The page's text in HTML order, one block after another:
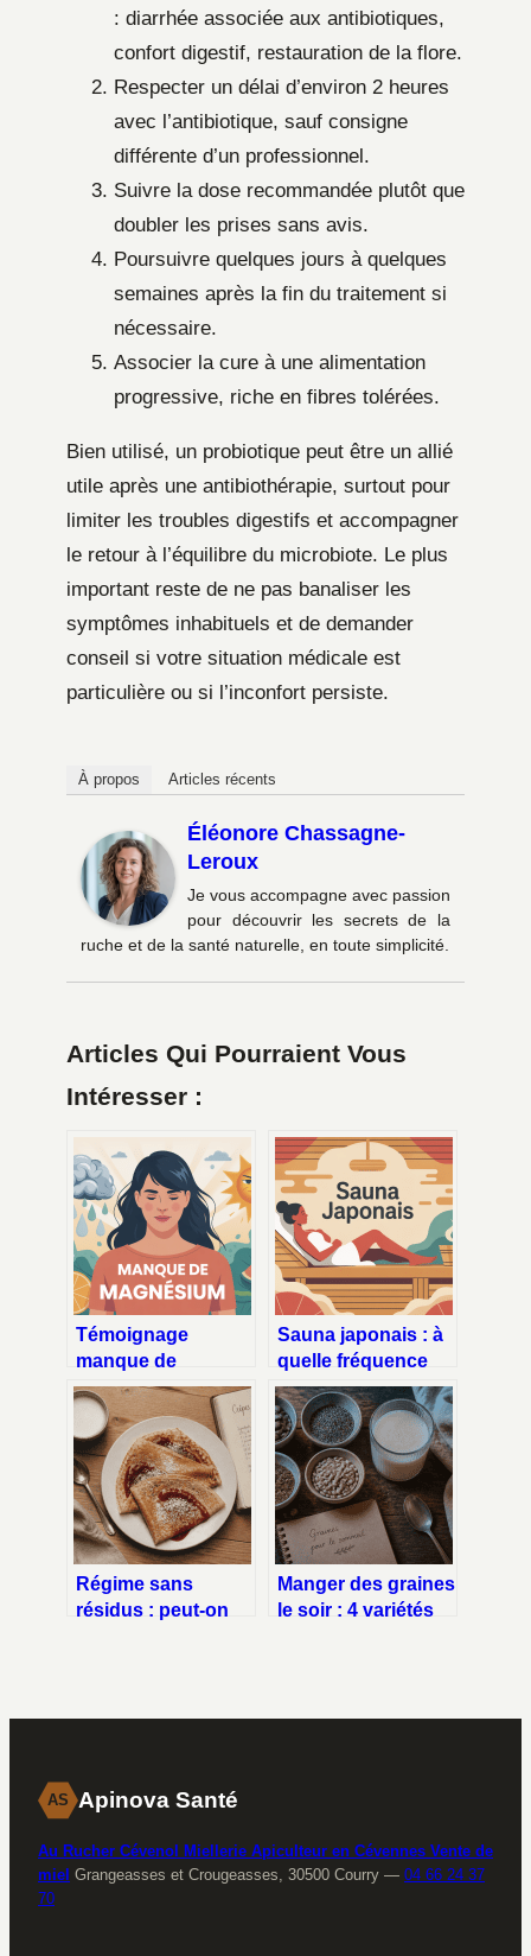
: diarrhée associée aux antibiotiques,
confort digestif, restauration de la flore.
Respecter un délai d’environ 2 heures
avec l’antibiotique, sauf consigne
différente d’un professionnel.
Suivre la dose recommandée plutôt que
doubler les prises sans avis.
Poursuivre quelques jours à quelques
semaines après la fin du traitement si
nécessaire.
Associer la cure à une alimentation
progressive, riche en fibres tolérées.
Bien utilisé, un probiotique peut être un allié
utile après une antibiothérapie, surtout pour
limiter les troubles digestifs et accompagner
le retour à l’équilibre du microbiote. Le plus
important reste de ne pas banaliser les
symptômes inhabituels et de demander
conseil si votre situation médicale est
particulière ou si l’inconfort persiste.
À propos Articles récents
Éléonore Chassagne-
Leroux
Je vous accompagne avec passion
pour découvrir les secrets de la
ruche et de la santé naturelle, en toute simplicité.
Articles Qui Pourraient Vous
Intéresser :
Témoignage
manque de
magnésium :
symptômes,
ressenti et
solutions
concrètes
Sauna japonais : à
quelle fréquence
par semaine pour
en profiter vraiment
?
Régime sans
résidus : peut-on
intestinale ?
Manger des graines
le soir : 4 variétés
AS Apinova Santé
Au Rucher Cévenol Miellerie Apiculteur en Cévennes Vente de
miel Grangeasses et Crougeasses, 30500 Courry — 04 66 24 37
70